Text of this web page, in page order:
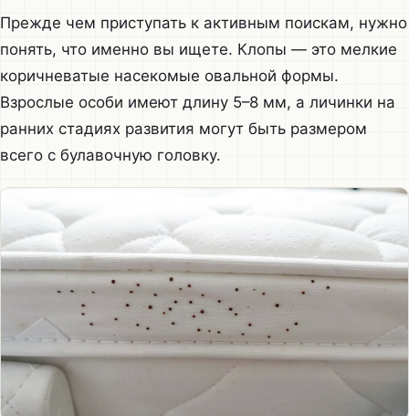
Прежде чем приступать к активным поискам, нужно
понять, что именно вы ищете. Клопы — это мелкие
коричневатые насекомые овальной формы.
Взрослые особи имеют длину 5–8 мм, а личинки на
ранних стадиях развития могут быть размером
всего с булавочную головку.